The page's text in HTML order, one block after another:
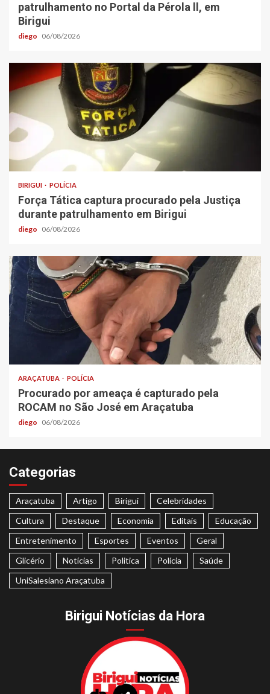
patrulhamento no Portal da Pérola ll, em
Birigui
diego 06/08/2026
BIRIGUI POLÍCIA
Força Tática captura procurado pela Justiça
durante patrulhamento em Birigui
diego 06/08/2026
ARAÇATUBA POLÍCIA
Procurado por ameaça é capturado pela
ROCAM no São José em Araçatuba
diego 06/08/2026
Categorias
Araçatuba Artigo Birigui
Celebridades
Cultura
Destaque Economia Editais
Educação
Entretenimento
Esportes Eventos
Geral
Glicério
Notícias Politica Polícia
Saúde
UniSalesiano Araçatuba
Birigui Notícias da Hora